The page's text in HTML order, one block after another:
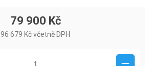
79 900 Kč
96 679 Kč včetně DPH